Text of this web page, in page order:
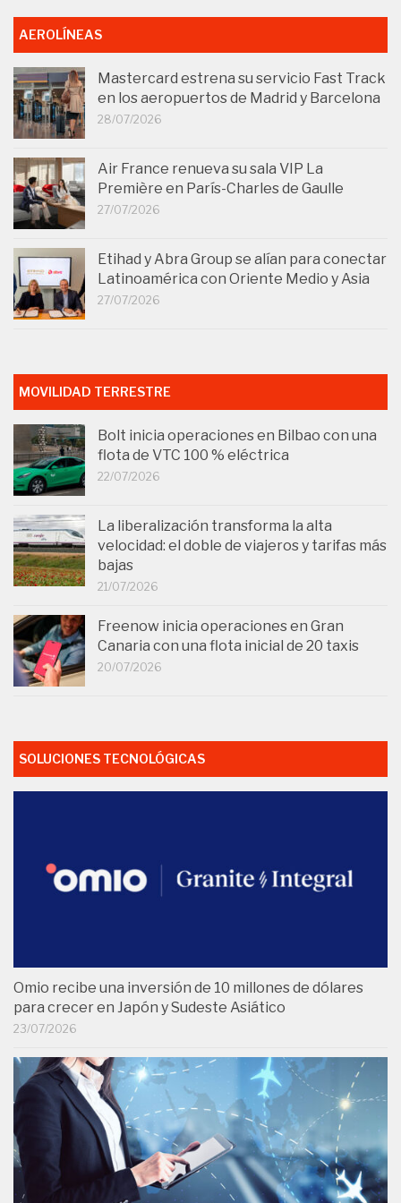
AEROLÍNEAS
Mastercard estrena su servicio Fast Track
en los aeropuertos de Madrid y Barcelona
28/07/2026
Air France renueva su sala VIP La
Première en París-Charles de Gaulle
27/07/2026
Etihad y Abra Group se alían para conectar
Latinoamérica con Oriente Medio y Asia
27/07/2026
MOVILIDAD TERRESTRE
Bolt inicia operaciones en Bilbao con una
flota de VTC 100 % eléctrica
22/07/2026
La liberalización transforma la alta
velocidad: el doble de viajeros y tarifas más
bajas
21/07/2026
Freenow inicia operaciones en Gran
Canaria con una flota inicial de 20 taxis
20/07/2026
SOLUCIONES TECNOLÓGICAS
Omio recibe una inversión de 10 millones de dólares
para crecer en Japón y Sudeste Asiático
23/07/2026